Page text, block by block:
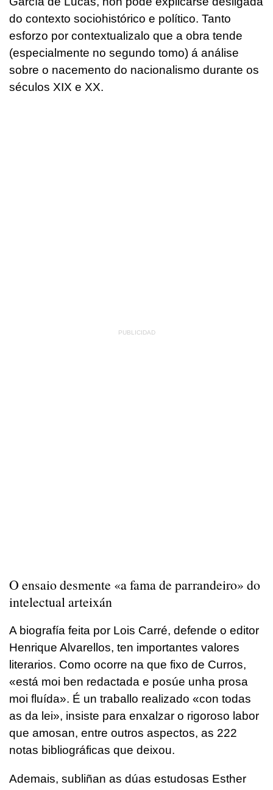
do contexto sociohistórico e político. Tanto
esforzo por contextualizalo que a obra tende
(especialmente no segundo tomo) á análise
sobre o nacemento do nacionalismo durante os
séculos XIX e XX.
O ensaio desmente «a fama de parrandeiro» do
intelectual arteixán
A biografía feita por Lois Carré, defende o editor
Henrique Alvarellos, ten importantes valores
literarios. Como ocorre na que fixo de Curros,
«está moi ben redactada e posúe unha prosa
moi fluída». É un traballo realizado «con todas
as da lei», insiste para enxalzar o rigoroso labor
que amosan, entre outros aspectos, as 222
notas bibliográficas que deixou.
Ademais, subliñan as dúas estudosas Esther